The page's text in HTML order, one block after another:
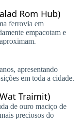
Rom Hub)
ferrovia em
empacotam e
apresentando
em toda a cidade.
Traimit)
de ouro maciço de
preciosos do